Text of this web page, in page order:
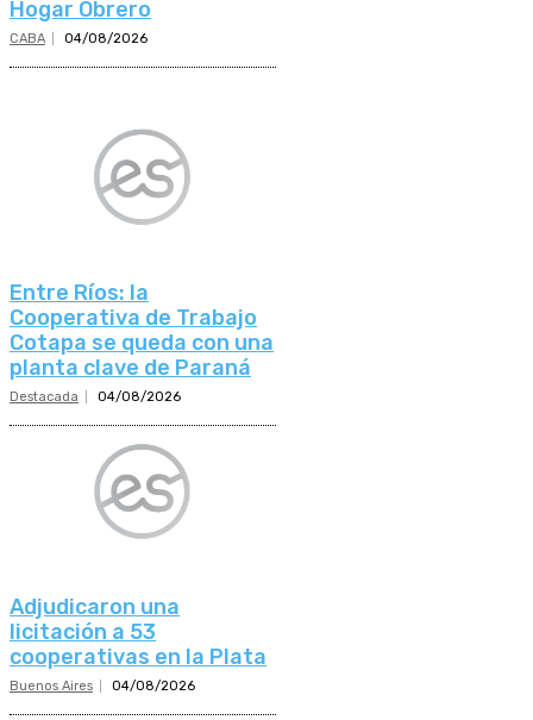
Hogar Obrero
CABA 04/08/2026
Entre Ríos: la
Cooperativa de Trabajo
Cotapa se queda con una
planta clave de Paraná
Destacada 04/08/2026
Adjudicaron una
licitación a 53
cooperativas en la Plata
Buenos Aires 04/08/2026